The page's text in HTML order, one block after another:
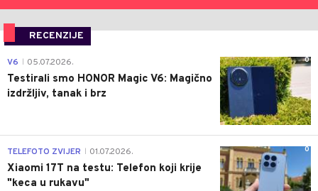
RECENZIJE
0
V6 05.07.2026.
Testirali smo HONOR Magic V6: Magično
izdržljiv, tanak i brz
0
TELEFOTO ZVIJER 01.07.2026.
Xiaomi 17T na testu: Telefon koji krije
"keca u rukavu"